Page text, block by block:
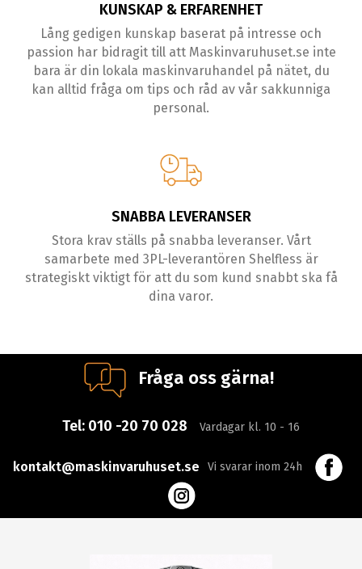
KUNSKAP & ERFARENHET
Lång gedigen kunskap baserat på intresse och
passion har bidragit till att Maskinvaruhuset.se inte
bara är din lokala maskinvaruhandel på nätet, du
kan alltid fråga om tips och råd av vår sakkunniga
personal.
SNABBA LEVERANSER
Stora krav ställs på snabba leveranser. Vårt
samarbete med 3PL-leverantören Shelfless är
strategiskt viktigt för att du som kund snabbt ska få
dina varor.
Fråga oss gärna!
Tel: 010 -20 70 028 Vardagar kl. 10 - 16
kontakt@maskinvaruhuset.se Vi svarar inom 24h